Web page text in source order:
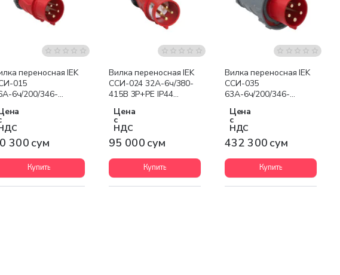
переносная IEK
015
6ч/200/346-
300 сум
Купить
Вилка переносная IEK
ССИ-024 32А-6ч/380-
415В 3Р+РЕ IP44
Цена
с
НДС
95 000 сум
Купить
Вилка переносная IEK
ССИ-035
63А-6ч/200/346-
MAGNUM
Цена
с
НДС
432 300 сум
Купить